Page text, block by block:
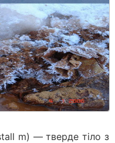
m) — тверде тіло з